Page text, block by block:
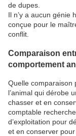
de dupes.
Il n’y a aucun génie
conçue pour le
conflit.
Comparaison
comportement
Quelle comparaison
l’animal qui dérobe
chasser et en
comptable
d’exploitation pour
et en conserver pour